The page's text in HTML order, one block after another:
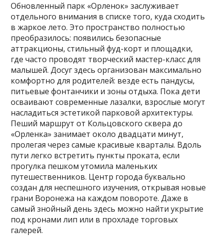
Обновленный парк «Орленок» заслуживает
отдельного внимания в списке того, куда сходить
в жаркое лето. Это пространство полностью
преобразилось: появились безопасные
аттракционы, стильный фуд-корт и площадки,
где часто проводят творческий мастер-класс для
малышей. Досуг здесь организован максимально
комфортно для родителей: везде есть пандусы,
питьевые фонтанчики и зоны отдыха. Пока дети
осваивают современные лазалки, взрослые могут
насладиться эстетикой парковой архитектуры.
Пеший маршрут от Кольцовского сквера до
«Орленка» занимает около двадцати минут,
пролегая через самые красивые кварталы. Вдоль
пути легко встретить пункты проката, если
прогулка пешком утомила маленьких
путешественников. Центр города буквально
создан для неспешного изучения, открывая новые
грани Воронежа на каждом повороте. Даже в
самый знойный день здесь можно найти укрытие
под кронами лип или в прохладе торговых
галерей.